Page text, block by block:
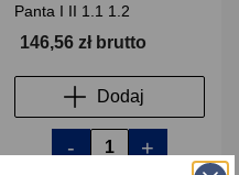
Panta I II 1.1 1.2
146,56 zł brutto
Dodaj
- +